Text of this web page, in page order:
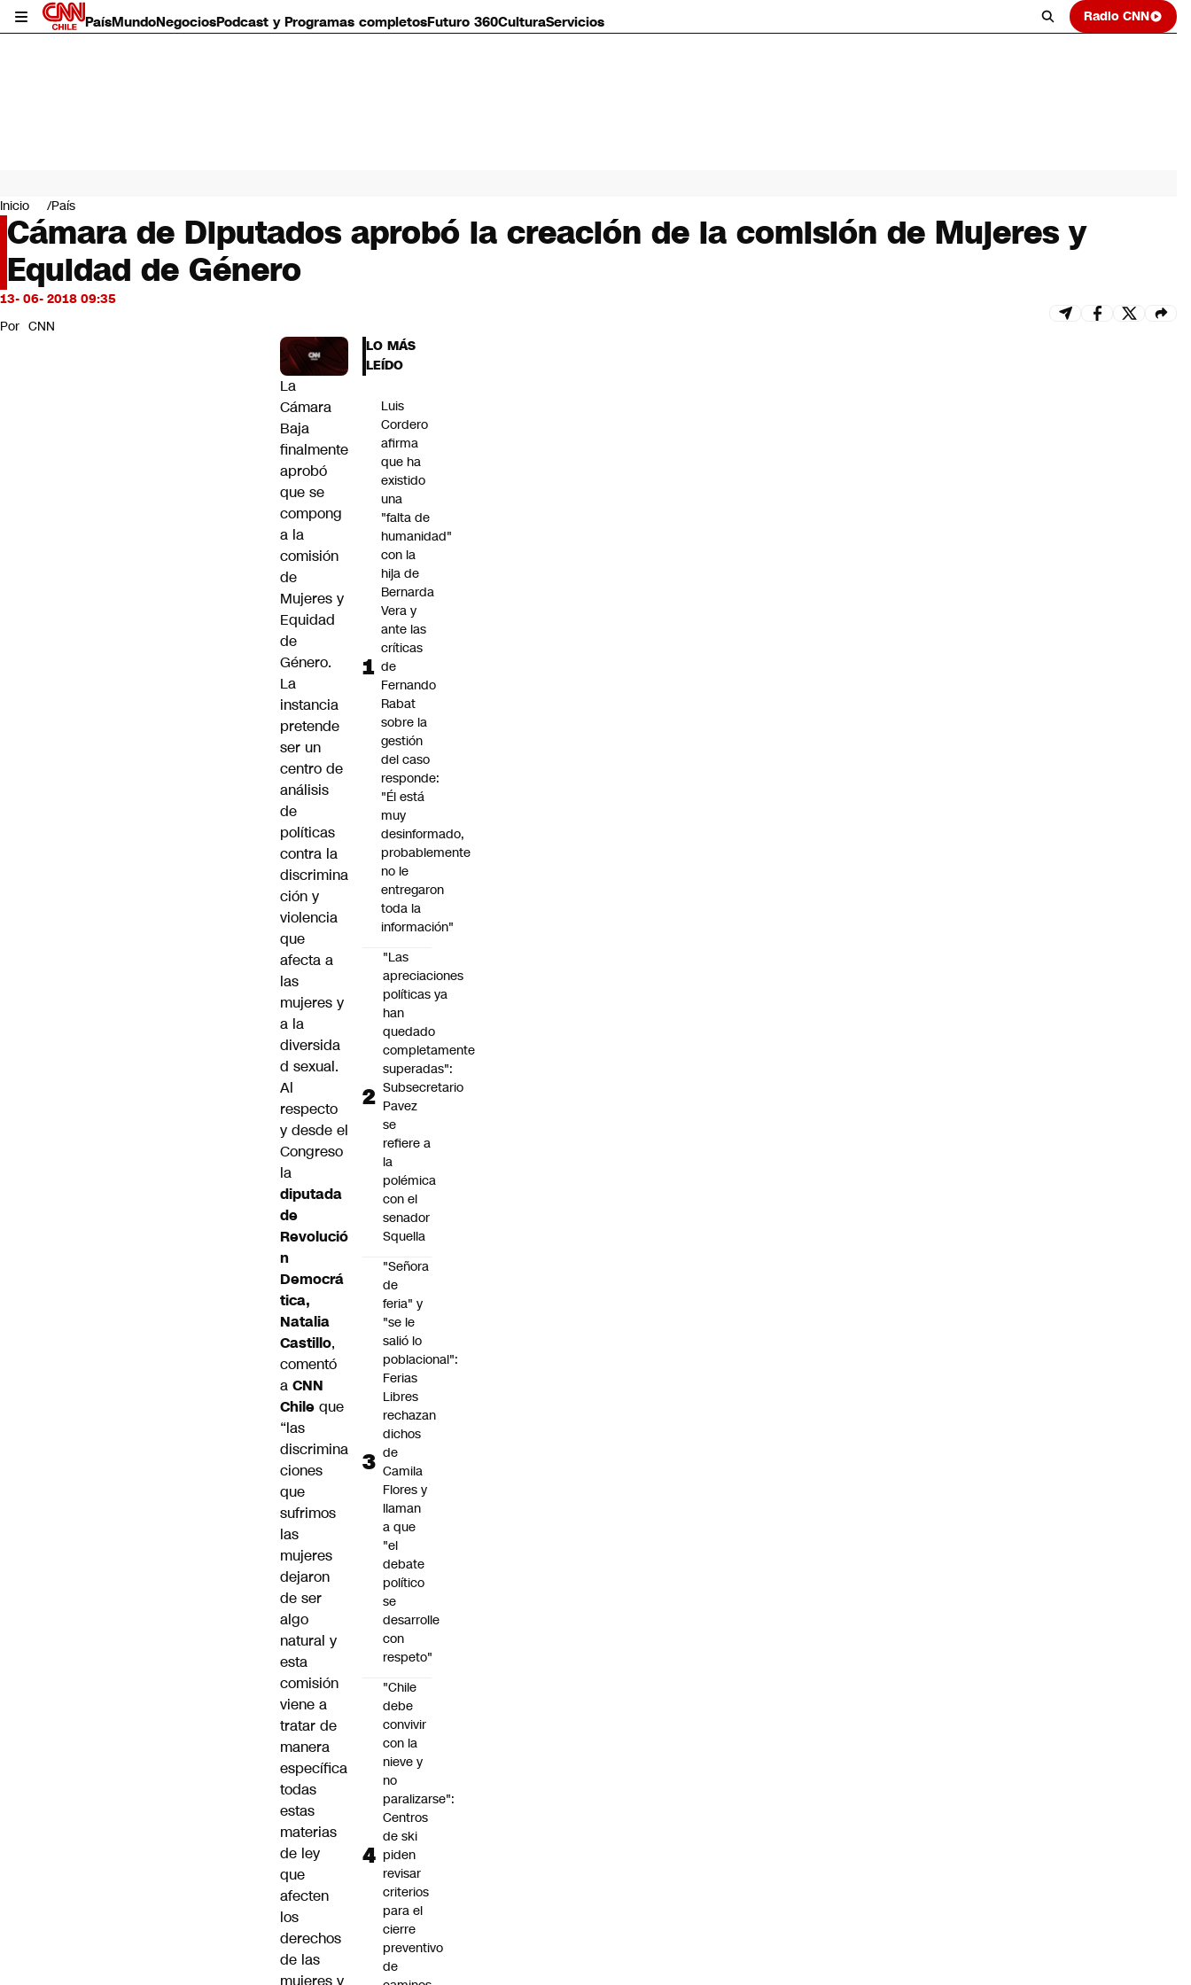
PaísMundoNegociosPodcast y Programas completosFuturo 360CulturaServicios Radio CNN
Mundo
Negocios
Deportes
Programas completos
Cultura
Servicios
Bits
CNN Data
Inicio País
Cámara de Diputados aprobó la creación de la comisión de Mujeres y
Equidad de Género
13- 06- 2018 09:35
Por CNN
La
Cámara
Baja
finalmente
aprobó
que se
compong
a la
comisión
de
Mujeres y
Equidad
de
Género.
La
instancia
pretende
ser un
centro de
análisis
de
políticas
contra la
discrimina
ción y
violencia
que
afecta a
las
mujeres y
a la
diversida
d sexual.
Al
respecto
y desde el
Congreso
la
diputada
de
Revolució
n
Democrá
tica,
Natalia
Castillo,
comentó
a CNN
Chile que
“las
discrimina
ciones
que
sufrimos
las
mujeres
dejaron
de ser
algo
natural y
esta
comisión
viene a
tratar de
manera
específica
todas
estas
materias
de ley
que
afecten
los
derechos
de las
mujeres y
LO MÁS
LEÍDO
Luis
Cordero
afirma
que ha
existido
una
"falta de
humanidad"
con la
hija de
Bernarda
Vera y
ante las
críticas
de
Fernando
Rabat
sobre la
gestión
del caso
responde:
"Él está
muy
desinformado,
probablemente
no le
entregaron
toda la
información"
"Las
apreciaciones
políticas ya
han
quedado
completamente
superadas":
Subsecretario
Pavez
se
refiere a
la
polémica
con el
senador
Squella
"Señora
de
feria" y
"se le
salió lo
poblacional":
Ferias
Libres
rechazan
dichos
de
Camila
Flores y
llaman
a que
"el
debate
político
se
desarrolle
con
respeto"
"Chile
debe
convivir
con la
nieve y
no
paralizarse":
Centros
de ski
piden
revisar
criterios
para el
cierre
preventivo
de